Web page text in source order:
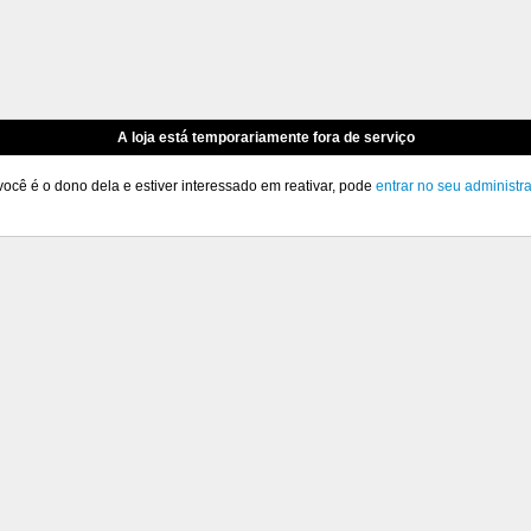
A loja está temporariamente fora de serviço
é o dono dela e estiver interessado em reativar, pode entrar no seu